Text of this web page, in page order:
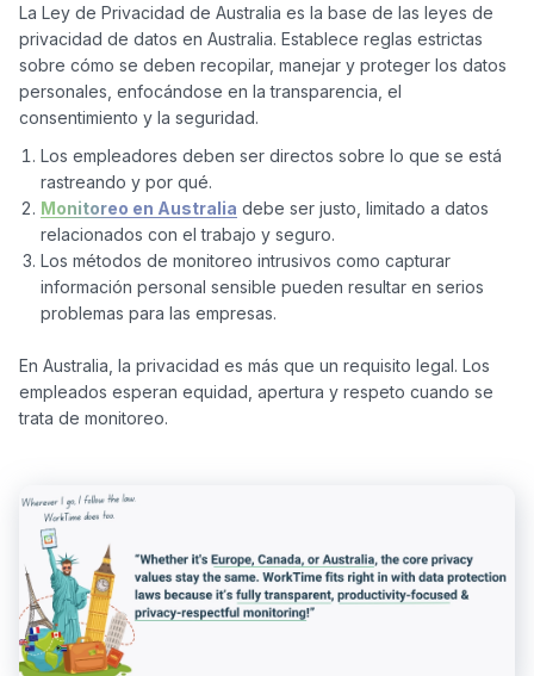
La Ley de Privacidad de Australia es la base de las leyes de
privacidad de datos en Australia. Establece reglas estrictas
sobre cómo se deben recopilar, manejar y proteger los datos
personales, enfocándose en la transparencia, el
Los empleadores deben ser directos sobre lo que se está
rastreando y por qué.
Monitoreo en Australia debe ser justo, limitado a datos
relacionados con el trabajo y seguro.
Los métodos de monitoreo intrusivos como capturar
información personal sensible pueden resultar en serios
problemas para las empresas.
En Australia, la privacidad es más que un requisito legal. Los
empleados esperan equidad, apertura y respeto cuando se